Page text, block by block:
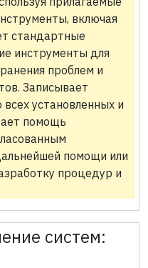
включая
стандартные
инструменты для
проблем и
Записывает
установленных и
помощь
помощи или
процедур и
систем: